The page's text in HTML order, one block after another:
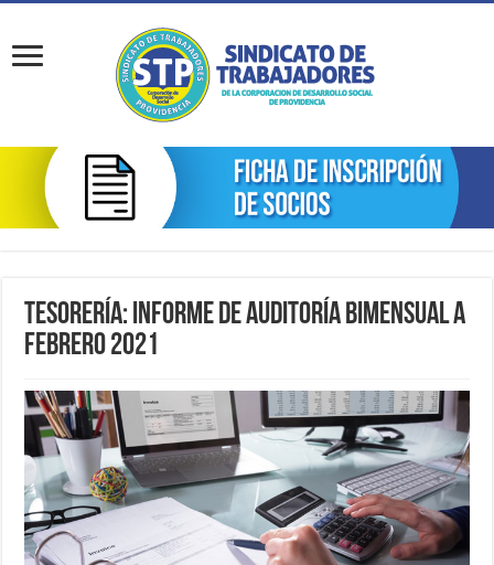
Tesorería: Informe de Auditoría Bimensual a
Febrero 2021